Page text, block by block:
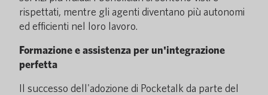
rispettati, mentre gli agenti diventano più autonomi
ed efficienti nel loro lavoro.
Formazione e assistenza per un'integrazione
perfetta
Il successo dell'adozione di Pocketalk da parte del